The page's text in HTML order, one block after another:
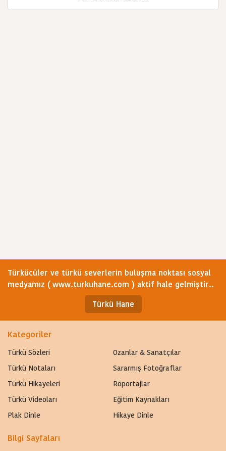
Türkücüler ve türkü severlerin buluşma noktası sosyal
medyamız ( www.turkuhane.com ) aktif hale gelmiştir..
Türkü Hane
Kategoriler
Türkü Sözleri
Ozanlar & Sanatçılar
Türkü Notaları
Sararmış Fotoğraflar
Türkü Hikayeleri
Röportajlar
Türkü Videoları
Eğitim Kaynakları
Plak Dinle
Hikaye Dinle
Bilgi Sayfaları